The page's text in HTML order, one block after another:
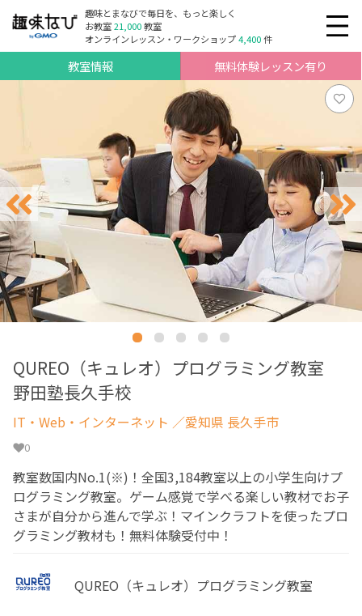
趣味とまなびで毎日を、もっと楽しく
お教室21,000教室
オンラインレッスン・ワークショップ4,400件
教室情報 無料体験レッスン有り
QUREO（キュレオ）プログラミング教室
野田塾長久手校
IT・Web・インターネット ／愛知県 長久手市
0
教室数国内No.1(※)！全国3,184教室以上の小学生向けプ
ログラミング教室。ゲーム感覚で学べる楽しい教材でお子
さまが自分から進んで学ぶ！マインクラフトを使ったプロ
グラミング教材も！無料体験受付中！
QUREO（キュレオ）プログラミング教室